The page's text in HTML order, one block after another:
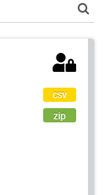
csv
zip